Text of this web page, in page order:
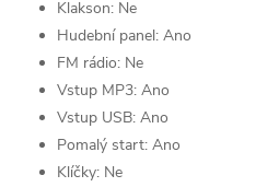
Klakson: Ne
Hudební panel: Ano
FM rádio: Ne
Vstup MP3: Ano
Vstup USB: Ano
Pomalý start: Ano
Klíčky: Ne